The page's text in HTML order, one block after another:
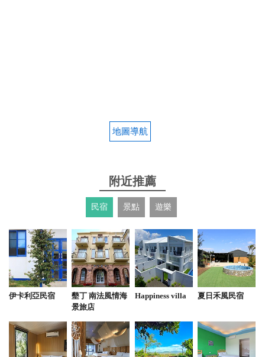
地圖導航
附近推薦
民宿 景點 遊樂
伊卡利亞民宿
墾丁 南法風情海
景旅店
Happiness villa 夏日禾風民宿